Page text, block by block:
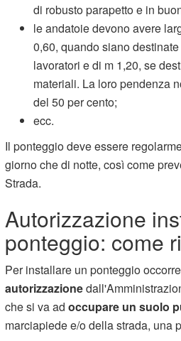
di robusto parapetto e in
le andatoie devono avere
0,60, quando siano
lavoratori e di m 1,20, se
materiali. La loro pendenza
del 50 per cento;
ecc.
Il ponteggio deve essere
giorno che di notte, così come
Strada.
Autorizzazione
ponteggio: come
Per installare un ponteggio
autorizzazione
che si va adoccupare un suolo
marciapiede e/o della strada, una